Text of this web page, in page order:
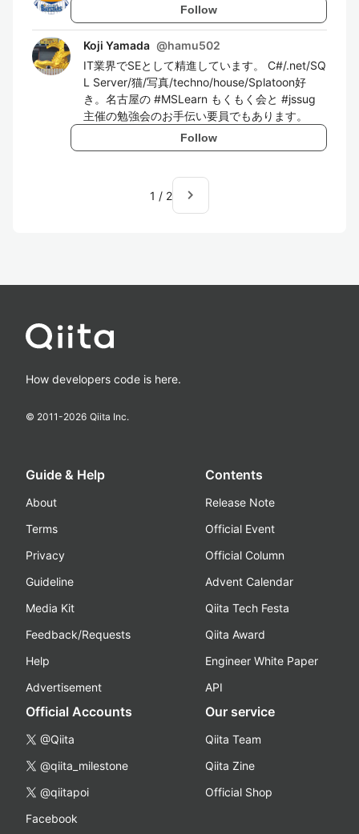
Follow
Koji Yamada @hamu502
IT業界でSEとして精進しています。 C#/.net/SQ
L Server/猫/写真/techno/house/Splatoon好
き。名古屋の #MSLearn もくもく会と #jssug
主催の勉強会のお手伝い要員でもあります。
Follow
1 / 2 navigate_next
How developers code is here.
© 2011-2026 Qiita Inc.
Guide & Help
About
Terms
Privacy
Guideline
Media Kit
Feedback/Requests
Help
Advertisement
Contents
Release Note
Official Event
Official Column
Advent Calendar
Qiita Tech Festa
Qiita Award
Engineer White Paper
API
Official Accounts
@Qiita
@qiita_milestone
@qiitapoi
Facebook
Our service
Qiita Team
Qiita Zine
Official Shop